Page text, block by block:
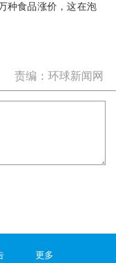
种食品涨价，这在泡
责编：环球新闻网
更多